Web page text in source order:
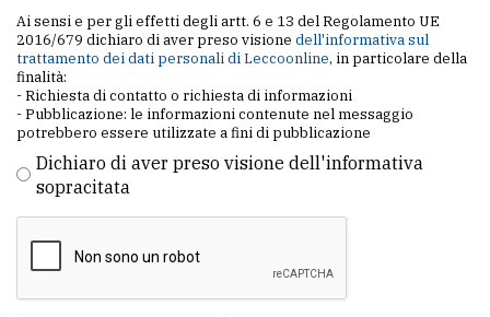
Ai sensi e per gli effetti degli artt. 6 e 13 del Regolamento UE
2016/679 dichiaro di aver preso visione dell'informativa sul
trattamento dei dati personali di Leccoonline, in particolare della
finalità:
- Richiesta di contatto o richiesta di informazioni
- Pubblicazione: le informazioni contenute nel messaggio
potrebbero essere utilizzate a fini di pubblicazione
Dichiaro di aver preso visione dell'informativa
sopracitata